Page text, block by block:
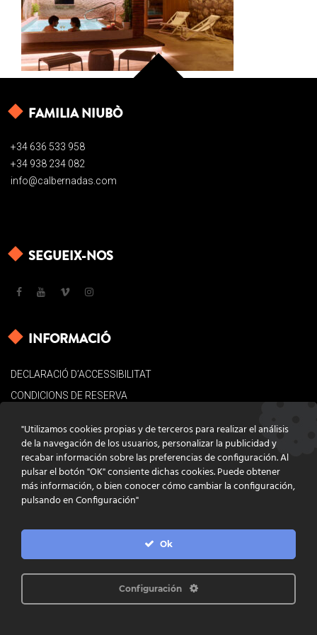
FAMILIA NIUBÒ
+34 636 533 958
+34 938 234 082
info@calbernadas.com
SEGUEIX-NOS
INFORMACIÓ
DECLARACIÓ D’ACCESSIBILITAT
CONDICIONS DE RESERVA
POLÍTICA DE COOKIES
CONTACTE
PROGRAMACIÓ INFOACTIVA'T
"Utilizamos cookies propias y de terceros para realizar el análisis
de la navegación de los usuarios, personalizar la publicidad y
recabar información sobre las preferencias de configuración. Al
pulsar el botón "OK" consiente dichas cookies. Puede obtener
más información, o bien conocer cómo cambiar la configuración,
pulsando en Configuración"
Ok
Configuración